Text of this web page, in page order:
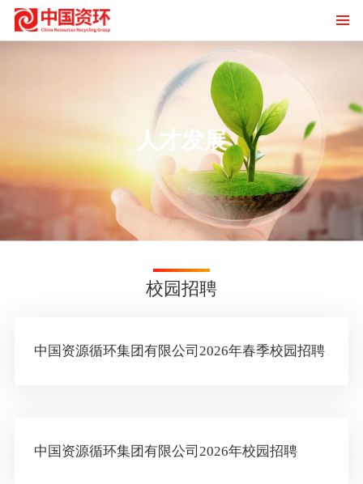
人才发展
校园招聘
中国资源循环集团有限公司2026年春季校园招聘
中国资源循环集团有限公司2026年校园招聘